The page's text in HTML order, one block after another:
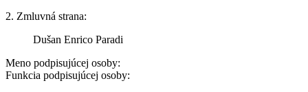
2. Zmluvná strana:
Dušan Enrico Paradi
Meno podpisujúcej osoby:
Funkcia podpisujúcej osoby: